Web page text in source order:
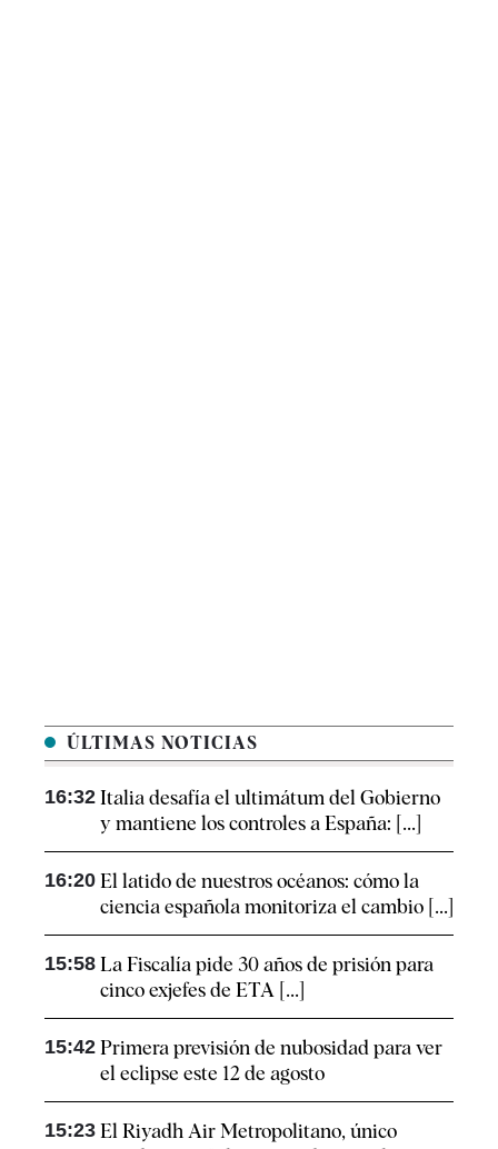
ÚLTIMAS NOTICIAS
16:32 Italia desafía el ultimátum del Gobierno
y mantiene los controles a España: [...]
16:20 El latido de nuestros océanos: cómo la
ciencia española monitoriza el cambio [...]
15:58 La Fiscalía pide 30 años de prisión para
cinco exjefes de ETA [...]
15:42 Primera previsión de nubosidad para ver
el eclipse este 12 de agosto
15:23 El Riyadh Air Metropolitano, único